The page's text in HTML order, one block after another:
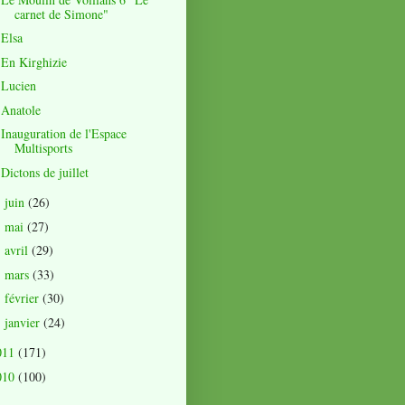
carnet de Simone"
Elsa
En Kirghizie
Lucien
Anatole
Inauguration de l'Espace
Multisports
Dictons de juillet
juin (26)
mai (27)
avril (29)
mars (33)
février (30)
janvier (24)
(171)
(100)